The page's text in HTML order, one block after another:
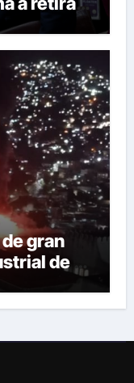
gran
de El